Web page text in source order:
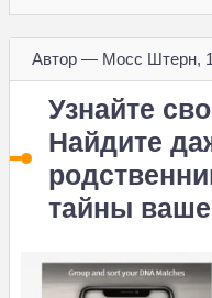
Автор — Мосс Штерн,
Узнайте
Найдите
тайны